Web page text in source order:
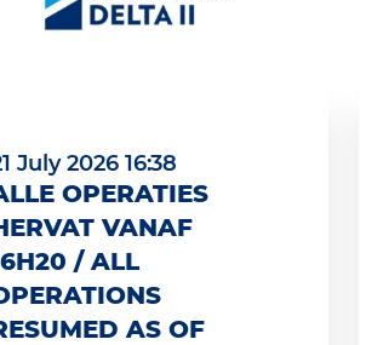
July 2026 16:38
OPERATIES
VANAF
/ ALL
AS OF